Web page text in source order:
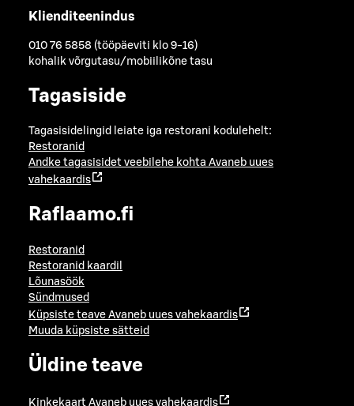
Klienditeenindus
010 76 5858 (tööpäeviti klo 9-16)
kohalik võrgutasu/mobiilikõne tasu
Tagasiside
Tagasisidelingid leiate iga restorani kodulehelt:
Restoranid
Andke tagasisidet veebilehe kohta Avaneb uues
vahekaardis
Raflaamo.fi
Restoranid
Restoranid kaardil
Lõunasöök
Sündmused
Küpsiste teave Avaneb uues vahekaardis
Muuda küpsiste sätteid
Üldine teave
Kinkekaart Avaneb uues vahekaardis